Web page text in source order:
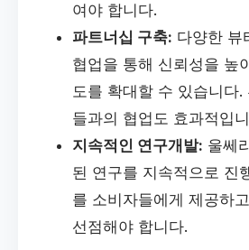
여야 합니다.
파트너십 구축: 다양한 뷰
협업을 통해 신뢰성을 높
도를 확대할 수 있습니다.
들과의 협업도 효과적입
지속적인 연구개발: 울쎄
된 연구를 지속적으로 진
를 소비자들에게 제공하
선점해야 합니다.